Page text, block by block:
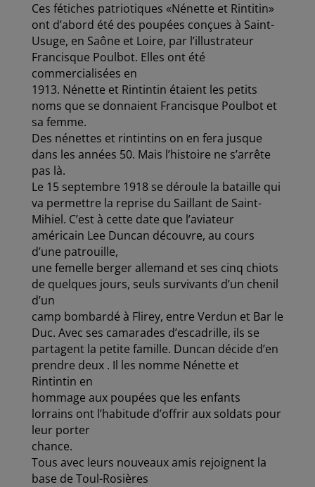
Ces fétiches patriotiques «Nénette et Rintitin»
ont d’abord été des poupées conçues à Saint-
Usuge, en Saône et Loire, par l’illustrateur
Francisque Poulbot. Elles ont été
commercialisées en
1913. Nénette et Rintintin étaient les petits
noms que se donnaient Francisque Poulbot et
sa femme.
Des nénettes et rintintins on en fera jusque
dans les années 50. Mais l’histoire ne s’arrête
pas là.
Le 15 septembre 1918 se déroule la bataille qui
va permettre la reprise du Saillant de Saint-
Mihiel. C’est à cette date que l’aviateur
américain Lee Duncan découvre, au cours
d’une patrouille,
une femelle berger allemand et ses cinq chiots
de quelques jours, seuls survivants d’un chenil
d’un
camp bombardé à Flirey, entre Verdun et Bar le
Duc. Avec ses camarades d’escadrille, ils se
partagent la petite famille. Duncan décide d’en
prendre deux . Il les nomme Nénette et
Rintintin en
hommage aux poupées que les enfants
lorrains ont l’habitude d’offrir aux soldats pour
leur porter
chance.
Tous avec leurs nouveaux amis rejoignent la
base de Toul-Rosières